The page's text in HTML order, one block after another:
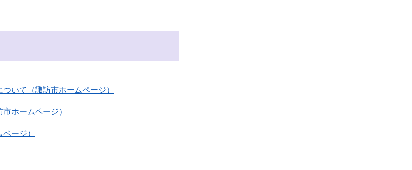
いて（諏訪市ホームページ）
ホームページ）
ージ）